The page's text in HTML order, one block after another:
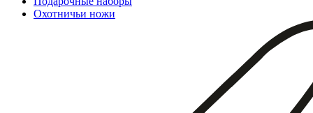
Охотничьи ножи